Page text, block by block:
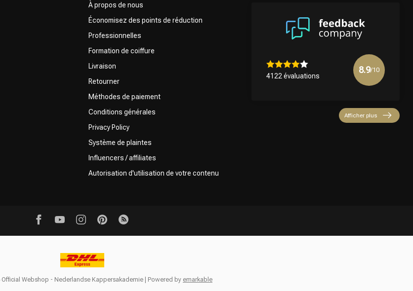
À propos de nous
Économisez des points de réduction
Professionnelles
Formation de coiffure
Livraison
Retourner
Méthodes de paiement
Conditions générales
Privacy Policy
Système de plaintes
Influencers / affiliates
Autorisation d'utilisation de votre contenu
4122 évaluations
8.9/10
Afficher plus
Webshop - Nederlandse Kappersakademie | Powered by emarkable